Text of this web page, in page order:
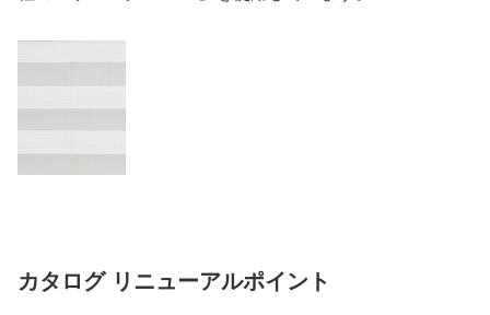
カタログ リニューアルポイント